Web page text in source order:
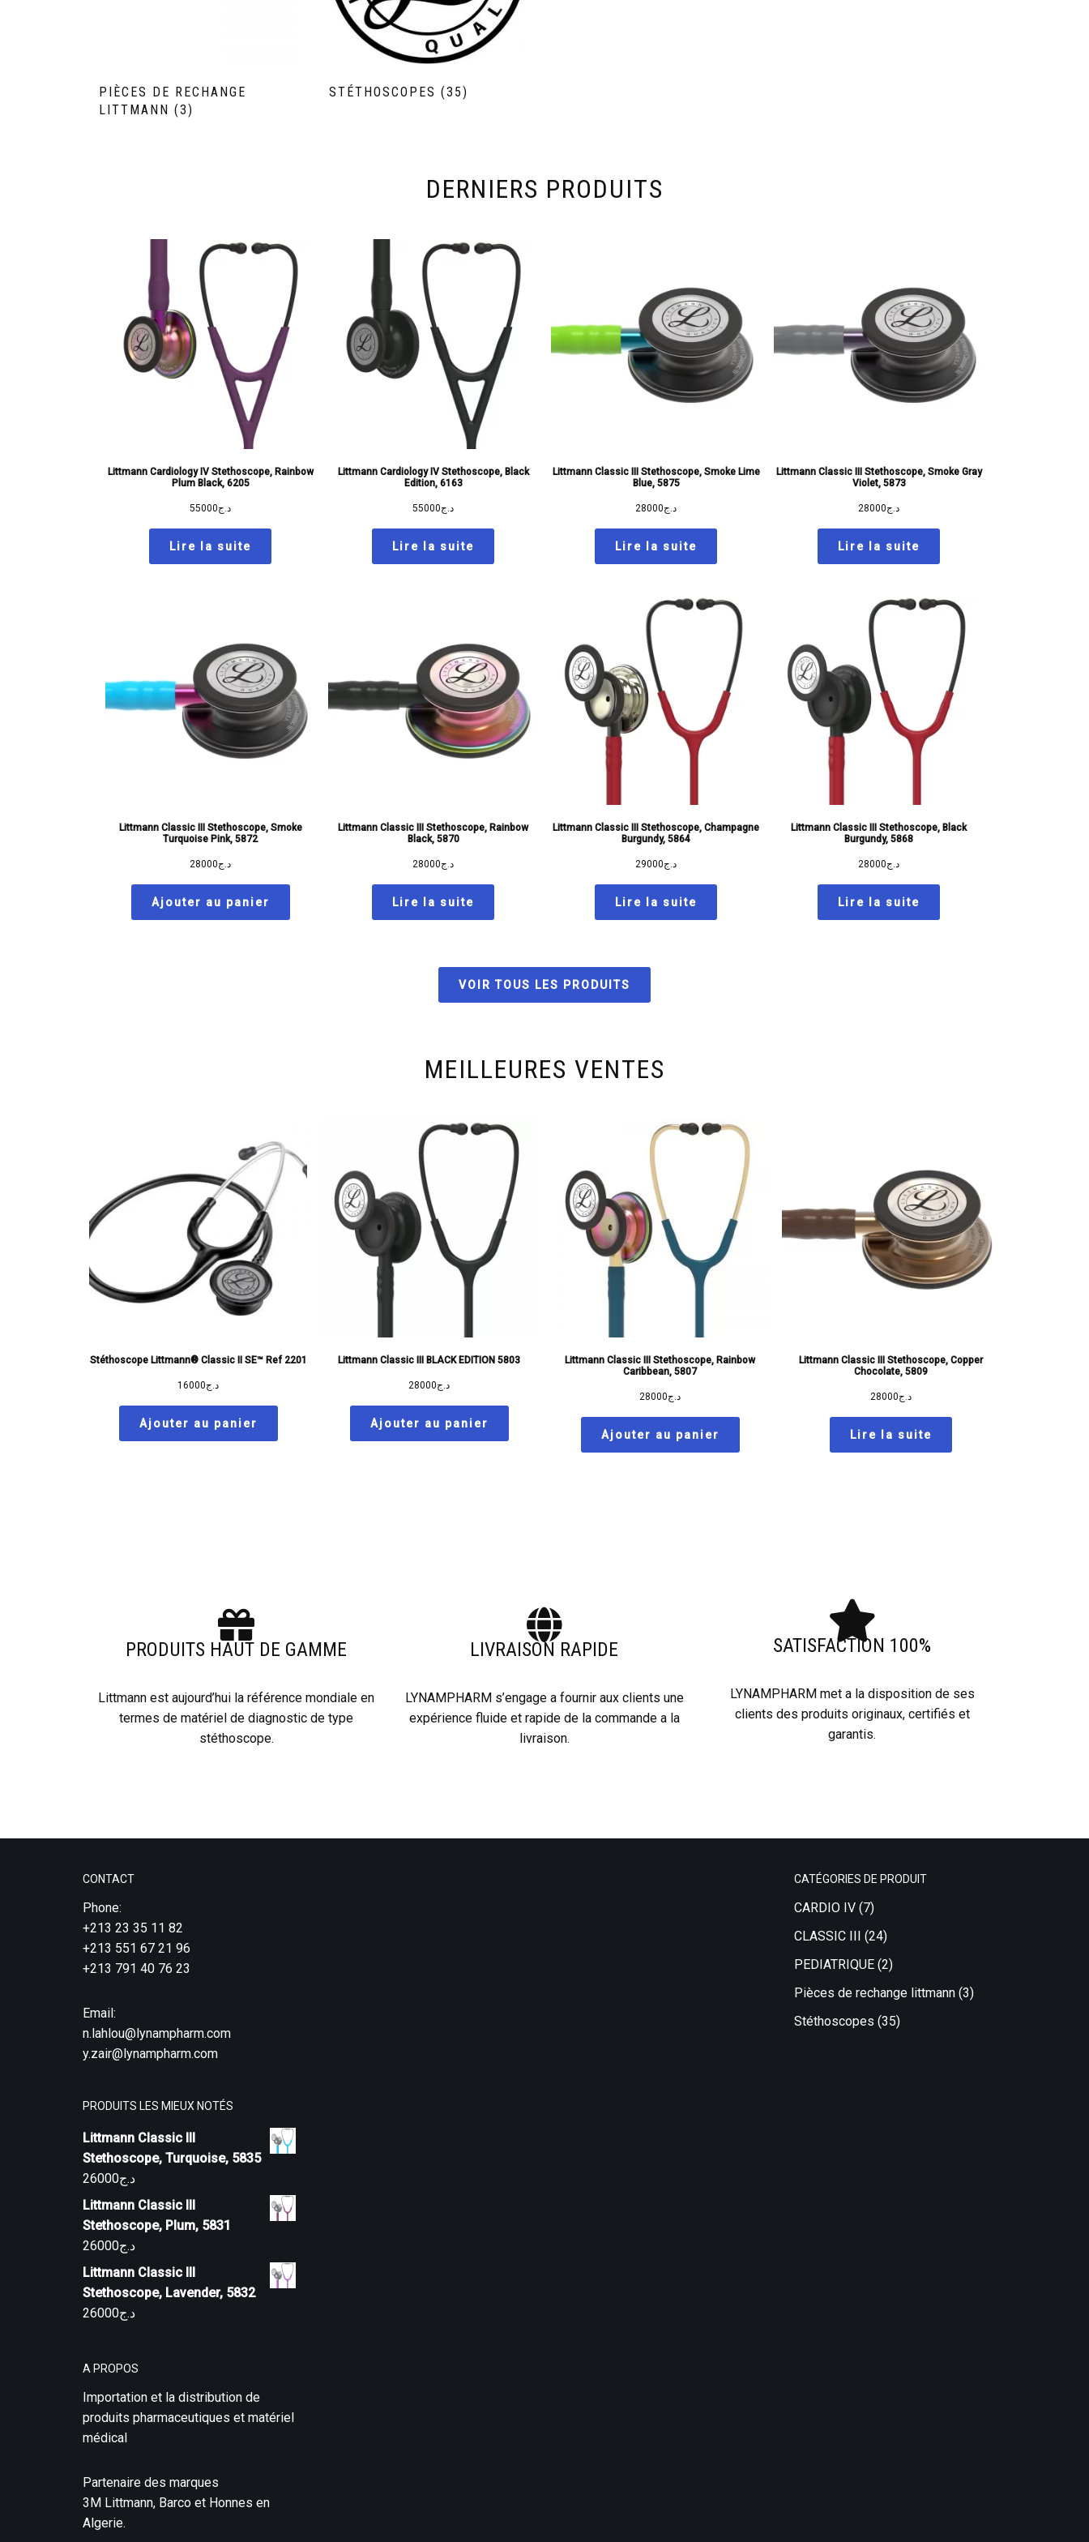
PIÈCES DE RECHANGE
LITTMANN (3)
STÉTHOSCOPES(35)
DERNIERS PRODUITS
Littmann Cardiology IV Stethoscope, Rainbow
Plum Black, 6205
د.ج55000
Lire la suite
Littmann Cardiology IV Stethoscope, Black
Edition, 6163
د.ج55000
Lire la suite
Littmann Classic III Stethoscope, Smoke Lime
Blue, 5875
د.ج28000
Lire la suite
Littmann Classic III Stethoscope, Smoke Gray
Violet, 5873
د.ج28000
Lire la suite
Littmann Classic III Stethoscope, Smoke
Turquoise Pink, 5872
د.ج28000
Ajouter au panier
Littmann Classic III Stethoscope, Rainbow
Black, 5870
د.ج28000
Lire la suite
Littmann Classic III Stethoscope, Champagne
Burgundy, 5864
د.ج29000
Lire la suite
Littmann Classic III Stethoscope, Black
Burgundy, 5868
د.ج28000
Lire la suite
VOIR TOUS LES PRODUITS
MEILLEURES VENTES
Stéthoscope Littmann® Classic II SE™ Ref 2201
د.ج16000
Ajouter au panier
Littmann Classic III BLACK EDITION 5803
د.ج28000
Ajouter au panier
Littmann Classic III Stethoscope, Rainbow
Caribbean, 5807
د.ج28000
Ajouter au panier
Littmann Classic III Stethoscope, Copper
Chocolate, 5809
د.ج28000
Lire la suite
PRODUITS HAUT DE GAMME
Littmann est aujourd’hui la référence mondiale en
termes de matériel de diagnostic de type
stéthoscope.
LIVRAISON RAPIDE
LYNAMPHARM s’engage a fournir aux clients une
expérience fluide et rapide de la commande a la
livraison.
SATISFACTION 100%
LYNAMPHARM met a la disposition de ses
clients des produits originaux, certifiés et
garantis.
CONTACT
Phone:
+213 23 35 11 82
+213 551 67 21 96
+213 791 40 76 23
Email:
n.lahlou@lynampharm.com
y.zair@lynampharm.com
PRODUITS LES MIEUX NOTÉS
Littmann Classic III
Stethoscope, Turquoise, 5835
د.ج26000
Littmann Classic III
Stethoscope, Plum, 5831
د.ج26000
Littmann Classic III
Stethoscope, Lavender, 5832
د.ج26000
A PROPOS
Importation et la distribution de
produits pharmaceutiques et matériel
médical
Partenaire des marques
3M Littmann, Barco et Honnes en
Algerie.
CATÉGORIES DE PRODUIT
CARDIO IV (7)
CLASSIC III (24)
PEDIATRIQUE (2)
Pièces de rechange littmann (3)
Stéthoscopes (35)